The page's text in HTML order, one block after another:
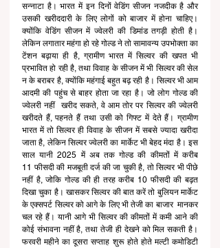
सन्नाटा है। भारत में इन दिनों वेडिंग सीजन नजदीक है और
उसकी खरीददारी के लिए लोगों को बाजार में होना चाहिए।
क्योंकि वेडिंग सीजन में ज्वेलरी की डिमांड तगड़ी होती है।
लेकिन लगातार महंगा हो रहे गोल्ड ने तो सामावन्य उपभोक्ता का
टेंशन बढ़ाया ही है, ग्रामीण भारत में सिल्वर की खपत भी
प्रभावित हो रही है, तथा विवाह के सीजन में भी सिल्वर की सेल
न के बराबर है, क्योंकि महंगाई बहुत बढ़ रही है। सिल्वर भी आम
आदमी की पहुंच से बाहर होता जा रहा है। जो लोग गोल्ड की
ज्वेलरी नहीं  खरीद सकते, वे आम तोर पर सिल्वर की ज्वेलरी
खरीदते हैं, पहनते हैं तथा उसी को गिफ्ट में देते हैं। ग्रामीण
भारत में तो सिल्वर ही विवाह के सीजन में सबसे ज्यादा खरीदा
जाता है, लेकिन सिल्वर ज्वेलरी का मार्केट भी बेहद मंदा है। इस
साल यानी 2025 में अब तक गोल्ड की कीमतों में करीब
11 फीसदी की मजबूती दर्ज की जा चुकी है, तो सिल्वर भी पीछे
नहीं है, जोकि गोल्ड की ही तरह करीब 10 फीसदी की बढ़त
दिखा चुका है। खासकर सिल्वर की बात करें तो बुलियन मार्केट
के एक्सपर्ट सिल्वर को आगे के लिए भी तेजी का बाजार  मानकर
चल रहे हैं। यानी आगे भी सिल्वर की कीमतों में कमी आने की
कोई संभावना नहीं है, तथा तेजी ही देखने को मिल सकती है।
फरवरी महीने का दूसरा सप्ताह शुरू होते होते मल्टी कमोडिटी